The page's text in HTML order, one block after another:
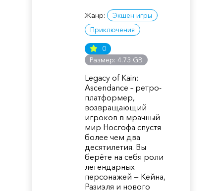
Жанр:
Экшен игры
Приключения
0
Размер: 4.73 GB
Legacy of Kain:
Ascendance – ретро-
платформер,
возвращающий
игроков в мрачный
мир Носгофа спустя
более чем два
десятилетия. Вы
берёте на себя роли
легендарных
персонажей — Кейна,
Разиэля и нового